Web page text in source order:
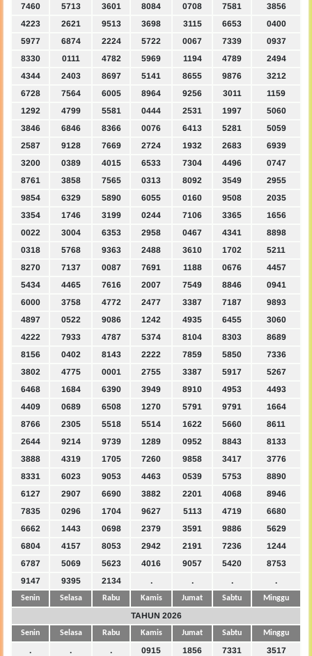
7460
5713 3601 8084 0708 7581
3856
4223
2621 9513 3698 3115 6653
0400
5977
6874 2224 5722 0067 7339
0937
8330
0111 4782 5969 1194 4789
2494
4344
2403 8697 5141 8655 9876
3212
6728
7564 6005 8964 9256 3011
1159
1292
4799 5581 0444 2531 1997
5060
3846
6846 8366 0076 6413 5281
5059
2587
9128 7669 2724 1932 2683
6939
3200
0389 4015 6533 7304 4496
0747
8761
3858 7565 0313 8092 3549
2955
9854
6329 5890 6055 0160 9508
2035
3354
1746 3199 0244 7106 3365
1656
0022
3004 6353 2958 0467 4341
8898
0318
5768 9363 2488 3610 1702
5211
8270
7137 0087 7691 1188 0676
4457
5434
4465 7616 2007 7549 8846
0941
6000
3758 4772 2477 3387 7187
9893
4897
0522 9086 1242 4935 6455
3060
4222
7933 4787 5374 8104 8303
8689
8156
0402 8143 2222 7859 5850
7336
3802
4775 0001 2755 3387 5917
5267
6468
1684 6390 3949 8910 4953
4493
4409
0689 6508 1270 5791 9791
1664
8766
2305 5518 5514 1622 5660
8611
2644
9214 9739 1289 0952 8843
8133
3888
4319 1705 7260 9858 3417
3776
8331
6023 9053 4463 0539 5753
8890
6127
2907 6690 3882 2201 4068
8946
7835
0296 1704 9627 5113 4719
6680
6662
1443 0698 2379 3591 9886
5629
6804
4157 8053 2942 2191 7236
1244
6787
5069 5623 4016 9057 5420
8753
9147
9395 2134 . . . .
Senin Selasa Rabu Kamis Jumat Sabtu Minggu
TAHUN 2026
Senin Selasa Rabu Kamis Jumat Sabtu Minggu
. . . 0915 1856 7331
3517